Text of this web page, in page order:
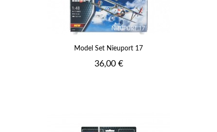
Model Set Nieuport 17
Prix
36,00 €